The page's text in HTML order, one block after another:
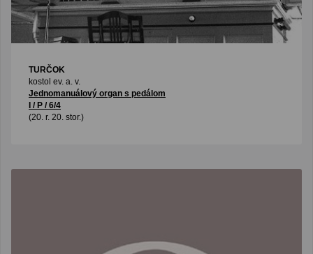
TURČOK
kostol ev. a. v.
Jednomanuálový organ s pedálom
I / P / 6/4
(20. r. 20. stor.)